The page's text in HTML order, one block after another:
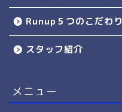
Runup５つのこだわり
スタッフ紹介
メニュー